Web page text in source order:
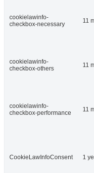
cookielawinfo-
checkbox-necessary
11
cookielawinfo-
checkbox-others
11
cookielawinfo-
checkbox-performance
11
CookieLawInfoConsent 1